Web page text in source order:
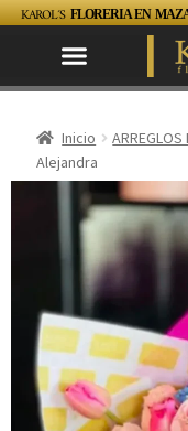
KAROL´S FLORERIA EN
Inicio ARREGLOS
Alejandra